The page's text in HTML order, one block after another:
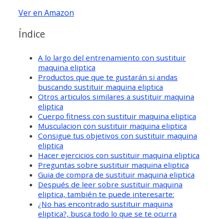
Ver en Amazon
Índice
A lo largo del entrenamiento con sustituir
maquina eliptica
Productos que que te gustarán si andas
buscando sustituir maquina eliptica
Otros articulos similares a sustituir maquina
eliptica
Cuerpo fitness con sustituir maquina eliptica
Musculacion con sustituir maquina eliptica
Consigue tus objetivos con sustituir maquina
eliptica
Hacer ejercicios con sustituir maquina eliptica
Preguntas sobre sustituir maquina eliptica
Guia de compra de sustituir maquina eliptica
Después de leer sobre sustituir maquina
eliptica, también te puede interesarte:
¿No has encontrado sustituir maquina
eliptica?, busca todo lo que se te ocurra